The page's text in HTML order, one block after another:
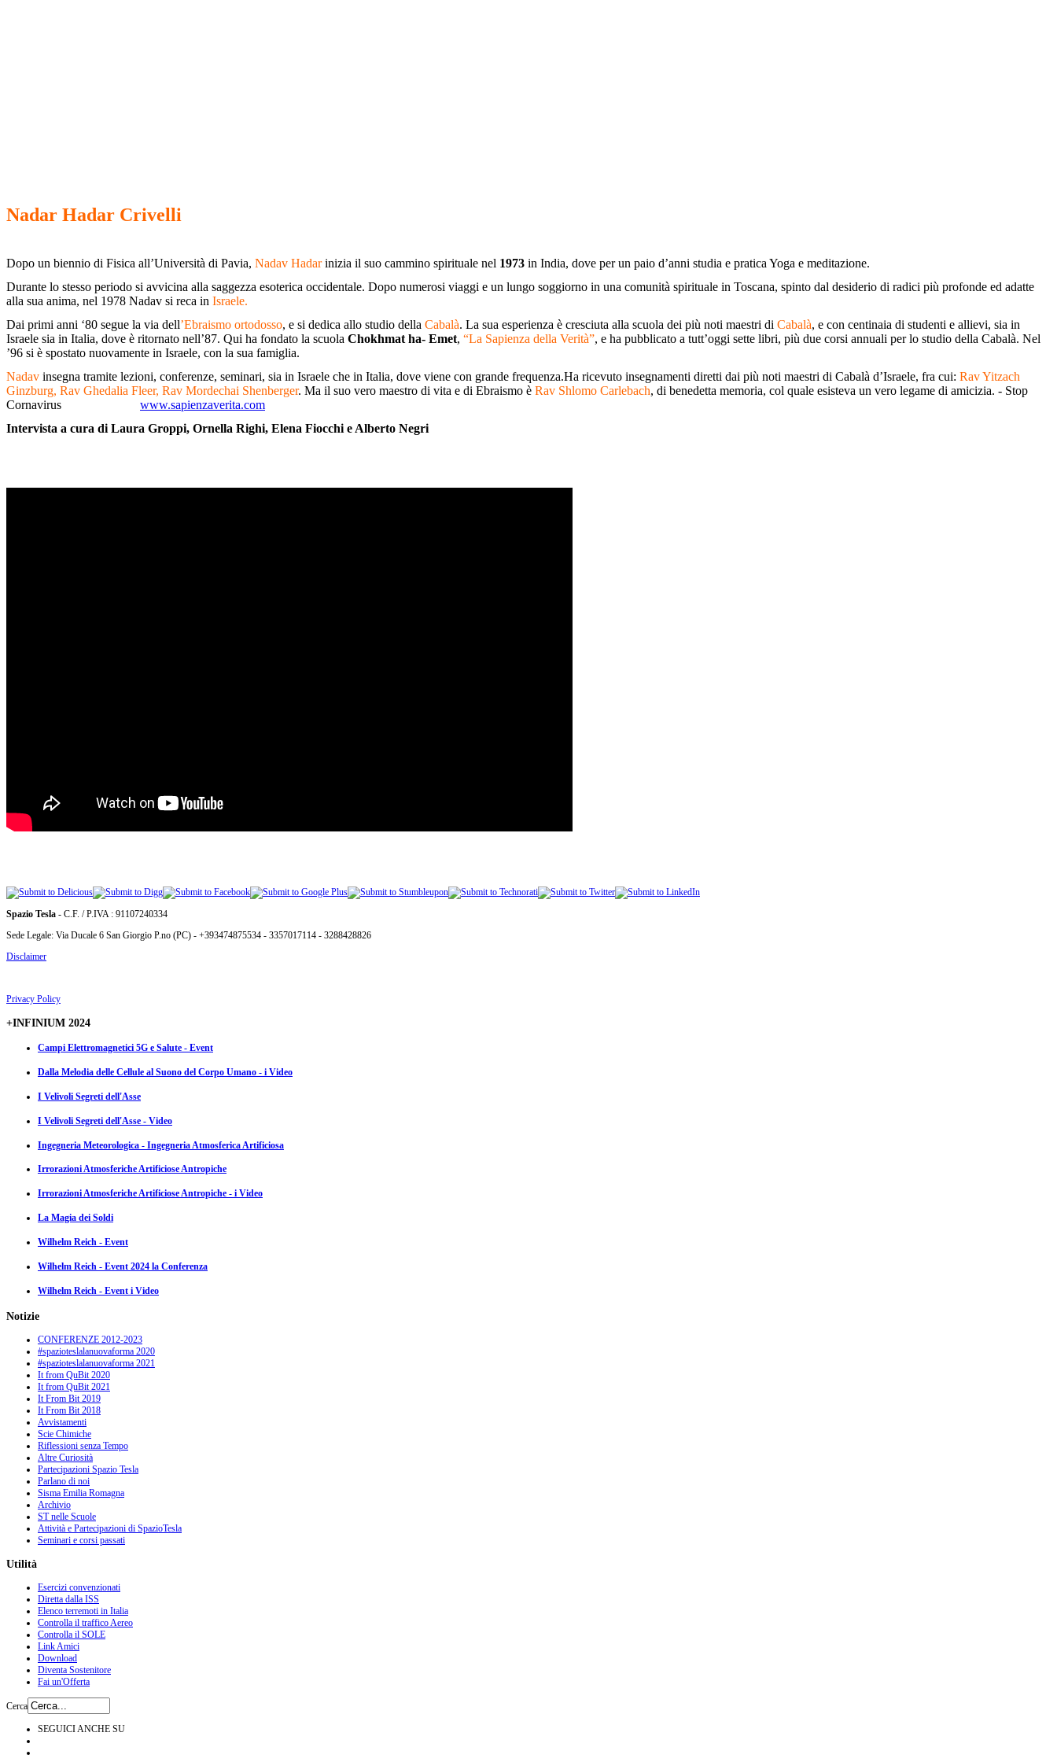
Nadar Hadar Crivelli
Dopo un biennio di Fisica all’Università di Pavia, Nadav Hadarinizia il suo cammino spirituale nel 1973 in India, dove per un paio d’anni studia e pratica Yoga e meditazione.
Durante lo stesso periodo si avvicina alla saggezza esoterica occidentale. Dopo numerosi viaggi e un lungo soggiorno in una comunità spirituale in Toscana, spinto dal desiderio di radici più profonde ed adatte
alla sua anima, nel 1978 Nadav si reca in Israele.
Dai primi anni ‘80 segue la via dell’Ebraismo ortodosso, e si dedica allo studio della Cabalà. La sua esperienza è cresciuta alla scuola dei più noti maestri di Cabalà, e con centinaia di studenti e allievi, sia in
Israele sia in Italia, dove è ritornato nell’87. Qui ha fondato la scuola Chokhmat ha- Emet, “La Sapienza della Verità”, e ha pubblicato a tutt’oggi sette libri, più due corsi annuali per lo studio della Cabalà. Nel
’96 si è spostato nuovamente in Israele, con la sua famiglia.
Nadav insegna tramite lezioni, conferenze, seminari, sia in Israele che in Italia, dove viene con grande frequenza.Ha ricevuto insegnamenti diretti dai più noti maestri di Cabalà d’Israele, fra cui: Rav Yitzach
Ginzburg, Rav Ghedalia Fleer, Rav Mordechai Shenberger. Ma il suo vero maestro di vita e di Ebraismo è Rav Shlomo Carlebach, di benedetta memoria, col quale esisteva un vero legame di amicizia. - Stop
Cornavirus www.sapienzaverita.com
Intervista a cura di Laura Groppi, Ornella Righi, Elena Fiocchi e Alberto Negri
Spazio Tesla - C.F. / P.IVA : 91107240334
Sede Legale: Via Ducale 6 San Giorgio P.no (PC) - +393474875534 - 3357017114 - 3288428826
Disclaimer
Privacy Policy
+INFINIUM 2024
Campi Elettromagnetici 5G e Salute - Event
Dalla Melodia delle Cellule al Suono del Corpo Umano - i Video
I Velivoli Segreti dell'Asse
I Velivoli Segreti dell'Asse - Video
Ingegneria Meteorologica - Ingegneria Atmosferica Artificiosa
Irrorazioni Atmosferiche Artificiose Antropiche
Irrorazioni Atmosferiche Artificiose Antropiche - i Video
La Magia dei Soldi
Wilhelm Reich - Event
Wilhelm Reich - Event 2024 la Conferenza
Wilhelm Reich - Event i Video
Notizie
CONFERENZE 2012-2023
#spazioteslalanuovaforma 2020
#spazioteslalanuovaforma 2021
It from QuBit 2020
It from QuBit 2021
It From Bit 2019
It From Bit 2018
Avvistamenti
Scie Chimiche
Riflessioni senza Tempo
Altre Curiosità
Partecipazioni Spazio Tesla
Parlano di noi
Sisma Emilia Romagna
Archivio
ST nelle Scuole
Attività e Partecipazioni di SpazioTesla
Seminari e corsi passati
Utilità
Esercizi convenzionati
Diretta dalla ISS
Elenco terremoti in Italia
Controlla il traffico Aereo
Controlla il SOLE
Link Amici
Download
Diventa Sostenitore
Fai un'Offerta
Cerca
SEGUICI ANCHE SU